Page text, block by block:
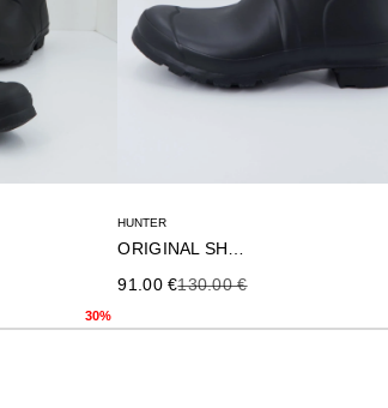
30%
HUNTER
Precio de oferta
91.00 €Precio anterior
130.00 €